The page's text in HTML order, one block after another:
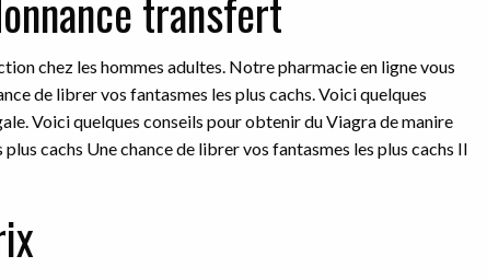
transfert
chez les hommes adultes. Notre pharmacie en ligne vous
de librer vos fantasmes les plus cachs. Voici quelques
Voici quelques conseils pour obtenir du Viagra de manire
cachs Une chance de librer vos fantasmes les plus cachs Il